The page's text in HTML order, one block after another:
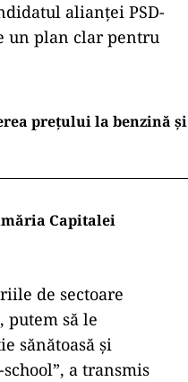
alianței PSD-
un plan clar pentru
prețului la benzină și
Capitalei
de sectoare
putem să le
sănătoasă și
a transmis